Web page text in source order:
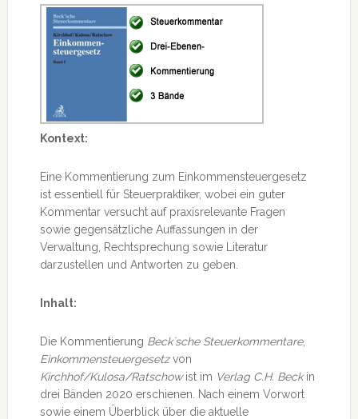
Kontext:
Eine Kommentierung zum Einkommensteuergesetz
ist essentiell für Steuerpraktiker, wobei ein guter
Kommentar versucht auf praxisrelevante Fragen
sowie gegensätzliche Auffassungen in der
Verwaltung, Rechtsprechung sowie Literatur
darzustellen und Antworten zu geben.
Inhalt:
Die Kommentierung Beck´sche Steuerkommentare,
Einkommensteuergesetzvon
Kirchhof/Kulosa/Ratschowist im Verlag C.H. Beckin
drei Bänden 2020 erschienen. Nach einem Vorwort
sowie einem Überblick über die aktuelle